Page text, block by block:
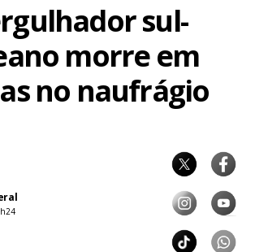
sul-
morre em
no naufrágio